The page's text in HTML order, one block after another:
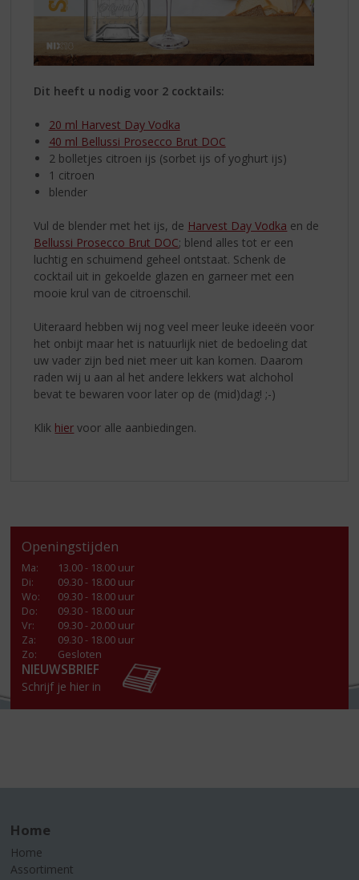
Dit heeft u nodig voor 2 cocktails:
20 ml Harvest Day Vodka
40 ml Bellussi Prosecco Brut DOC
2 bolletjes citroen ijs (sorbet ijs of yoghurt ijs)
1 citroen
blender
Vul de blender met het ijs, de Harvest Day Vodka en de
Bellussi Prosecco Brut DOC; blend alles tot er een
luchtig en schuimend geheel ontstaat. Schenk de
cocktail uit in gekoelde glazen en garneer met een
mooie krul van de citroenschil.
Uiteraard hebben wij nog veel meer leuke ideeën voor
het onbijt maar het is natuurlijk niet de bedoeling dat
uw vader zijn bed niet meer uit kan komen. Daarom
raden wij u aan al het andere lekkers wat alchohol
bevat te bewaren voor later op de (mid)dag! ;-)
Klik hier voor alle aanbiedingen.
Openingstijden
Ma:
13.00 - 18.00 uur
Di:
09.30 - 18.00 uur
Wo:
09.30 - 18.00 uur
Do:
09.30 - 18.00 uur
Vr:
09.30 - 20.00 uur
Za:
09.30 - 18.00 uur
Zo:
Gesloten
NIEUWSBRIEF
Schrijf je hier in
Home
Home
Assortiment